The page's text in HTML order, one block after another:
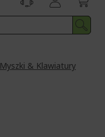
Myszki & Klawiatury